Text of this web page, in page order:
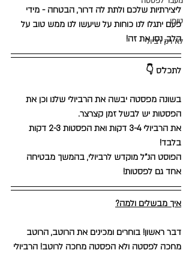
טופו
לא רק רביולי
ליצירתיות שלכם ולתת לה דרור, הבטחה - מידי
פעם יתגלו לנו כוחות על שיעשו לנו ממש טוב על
הלב, נסו את זה!
לתכל'ס 👇
בשונה מפסטה יבשה את הרביולי שלנו וכן את
הפסטות יש לבשל זמן קצרצר.
את הרביולי 3-4 דקות ואת הפסטות 2-3 דקות
בלבד!
הפוסט הנ"ל מוקדש לרביולי, בהמשך מבטיחה
אחד גם לפסטות!
איך מבשלים ולמה?
דבר ראשון! בוחרים ומכינים את הרוטב, הרוטב
מחכה לפסטה ולא הפסטה מחכה לרוטב! הרביולי